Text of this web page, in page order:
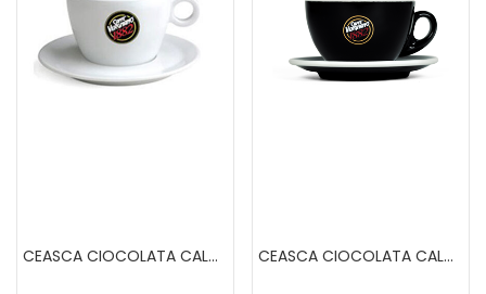
CEASCA CIOCOLATA CALDA CEASCA CIOCOLATA CALDA